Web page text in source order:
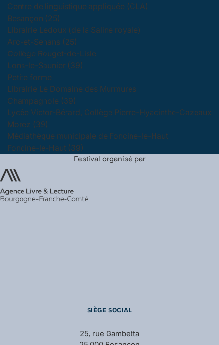
Centre de linguistique appliquée (CLA)
Besançon (25)
Librairie Ledoux (de la Saline royale)
Arc-et-Senans (25)
Collège Rouget-de-Lisle
Lons-le-Saunier (39)
Petite forme
Librairie Le Domaine des Murmures
Champagnole (39)
Lycée Victor-Bérard, Collège Pierre-Hyacinthe-Cazeaux
Morez (39)
Médiathèque municipale de Foncine-le-Haut
Foncine-le-Haut (39)
Festival organisé par
SIÈGE SOCIAL
25, rue Gambetta